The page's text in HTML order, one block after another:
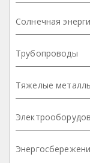
Солнечная
Трубопроводы
Тяжелые